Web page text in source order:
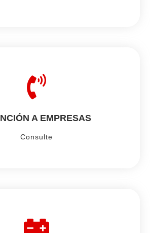
A EMPRESAS
Consulte